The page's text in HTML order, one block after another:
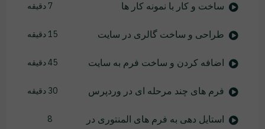
ساخت و کار با نمونه کار ها 7 دقیقه
طراحی و ساخت گالری در سایت 15 دقیقه
اضافه کردن و ساخت فرم به سایت 45 دقیقه
فرم های چند مرحله ای در وردپرس 30 دقیقه
استایل دهی به فرم های المنتوری در
8